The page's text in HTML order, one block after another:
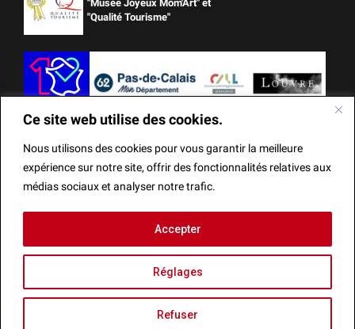
Ce site web utilise des cookies.
Nous utilisons des cookies pour vous garantir la meilleure
expérience sur notre site, offrir des fonctionnalités relatives aux
médias sociaux et analyser notre trafic.
Réglages
Refuser
Accepter
Menu
"Musée Joyeux Môm'Art" et
"Qualité Tourisme"
Ce site web utilise des cookies.
Nous utilisons des cookies pour vous garantir la meilleure
expérience sur notre site, offrir des fonctionnalités relatives
aux médias sociaux et analyser notre trafic.
Réglages